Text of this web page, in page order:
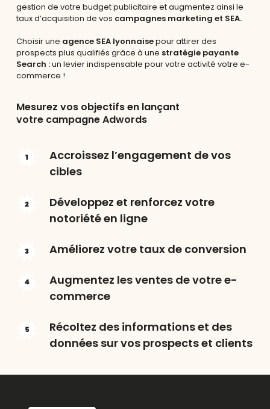
gestion de votre budget publicitaire et augmentez ainsi le
taux d’acquisition de vos campagnes marketing et SEA.
Choisir une agence SEA lyonnaisepour attirer des
prospects plus qualifiés grâce à une stratégie payante
Search :un levier indispensable pour votre activité votre e-
commerce !
Mesurez vos objectifs en lançant
votre campagne Adwords
Accroissez l’engagement de vos
cibles
Développez et renforcez votre
notoriété en ligne
Améliorez votre taux de conversion
Augmentez les ventes de votre e-
commerce
Récoltez des informations et des
données sur vos prospects et clients